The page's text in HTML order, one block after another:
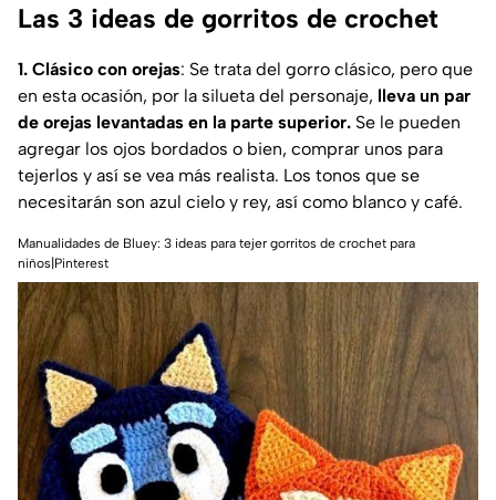
Las 3 ideas de gorritos de crochet
1. Clásico con orejas: Se trata del gorro clásico, pero que
en esta ocasión, por la silueta del personaje, lleva un par
de orejas levantadas en la parte superior. Se le pueden
agregar los ojos bordados o bien, comprar unos para
tejerlos y así se vea más realista. Los tonos que se
necesitarán son azul cielo y rey, así como blanco y café.
Manualidades de Bluey: 3 ideas para tejer gorritos de crochet para
niños|Pinterest